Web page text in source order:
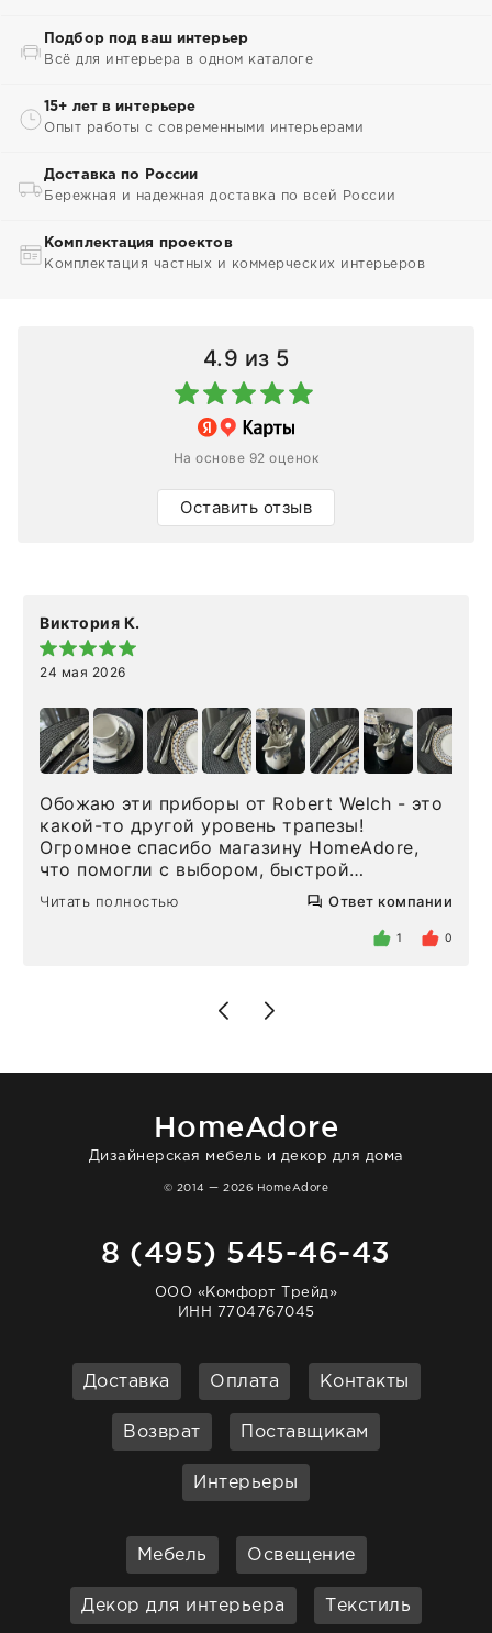
Подбор под ваш интерьер
Всё для интерьера в одном каталоге
15+ лет в интерьере
Опыт работы с современными интерьерами
Доставка по России
Бережная и надежная доставка по всей России
Комплектация проектов
Комплектация частных и коммерческих интерьеров
4.9 из 5
На основе 92 оценок
Оставить отзыв
Виктория К.
24 мая 2026
Обожаю эти приборы от Robert Welch - это
какой-то другой уровень трапезы!
Огромное спасибо магазину HomeAdore,
что помогли с выбором, быстрой
доставкой и высоким сервисом. Один раз
была здесь лично, забирала чайные ложки,
внутри очень много антикварной посуды,
Позже заказывала остальные приборы -
доставили сдэком на следующий день к
отвечает очень быстро. Взаимодействием
Читать полностью Ответ компании
1 0
HomeAdore
Дизайнерская мебель и декор для дома
© 2014 — 2026 HomeAdore
8 (495) 545-46-43
ООО «Комфорт Трейд»
ИНН 7704767045
Доставка Оплата Контакты
Возврат Поставщикам
Интерьеры
Мебель Освещение
Декор для интерьера Текстиль